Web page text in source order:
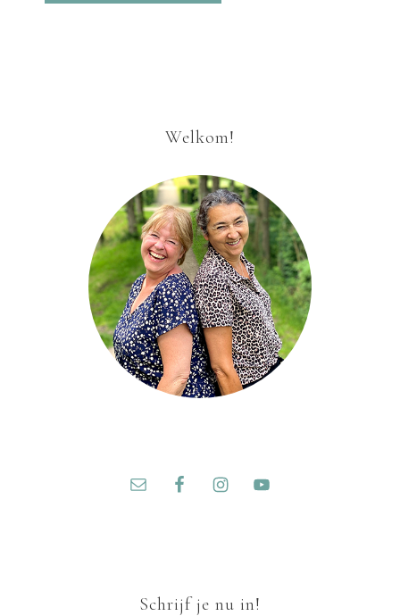
Welkom!
Schrijf je nu in!